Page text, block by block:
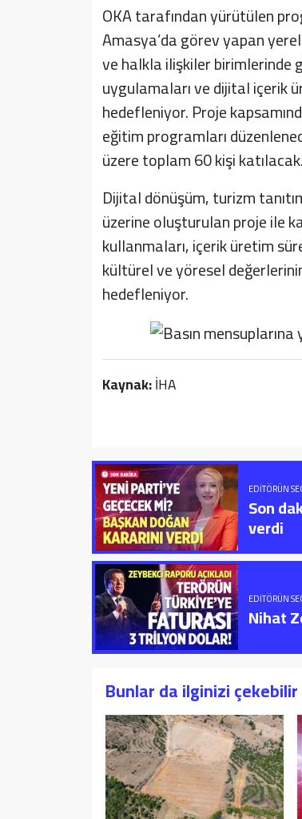
OKA tarafından yürütülen
Amasya’da görev yapan
ve halkla ilişkiler birimlerinde
uygulamaları ve dijital içerik
hedefleniyor. Proje
eğitim programları
üzere toplam 60 kişi katılacak.
Dijital dönüşüm, turizm
üzerine oluşturulan proje ile
kullanmaları, içerik üretim
kültürel ve yöresel
hedefleniyor.
Kaynak:İHA
EDITÖRÜN
Son
verdi
EDITÖRÜN
Nihat
Bunlar da ilginizi çekebilir